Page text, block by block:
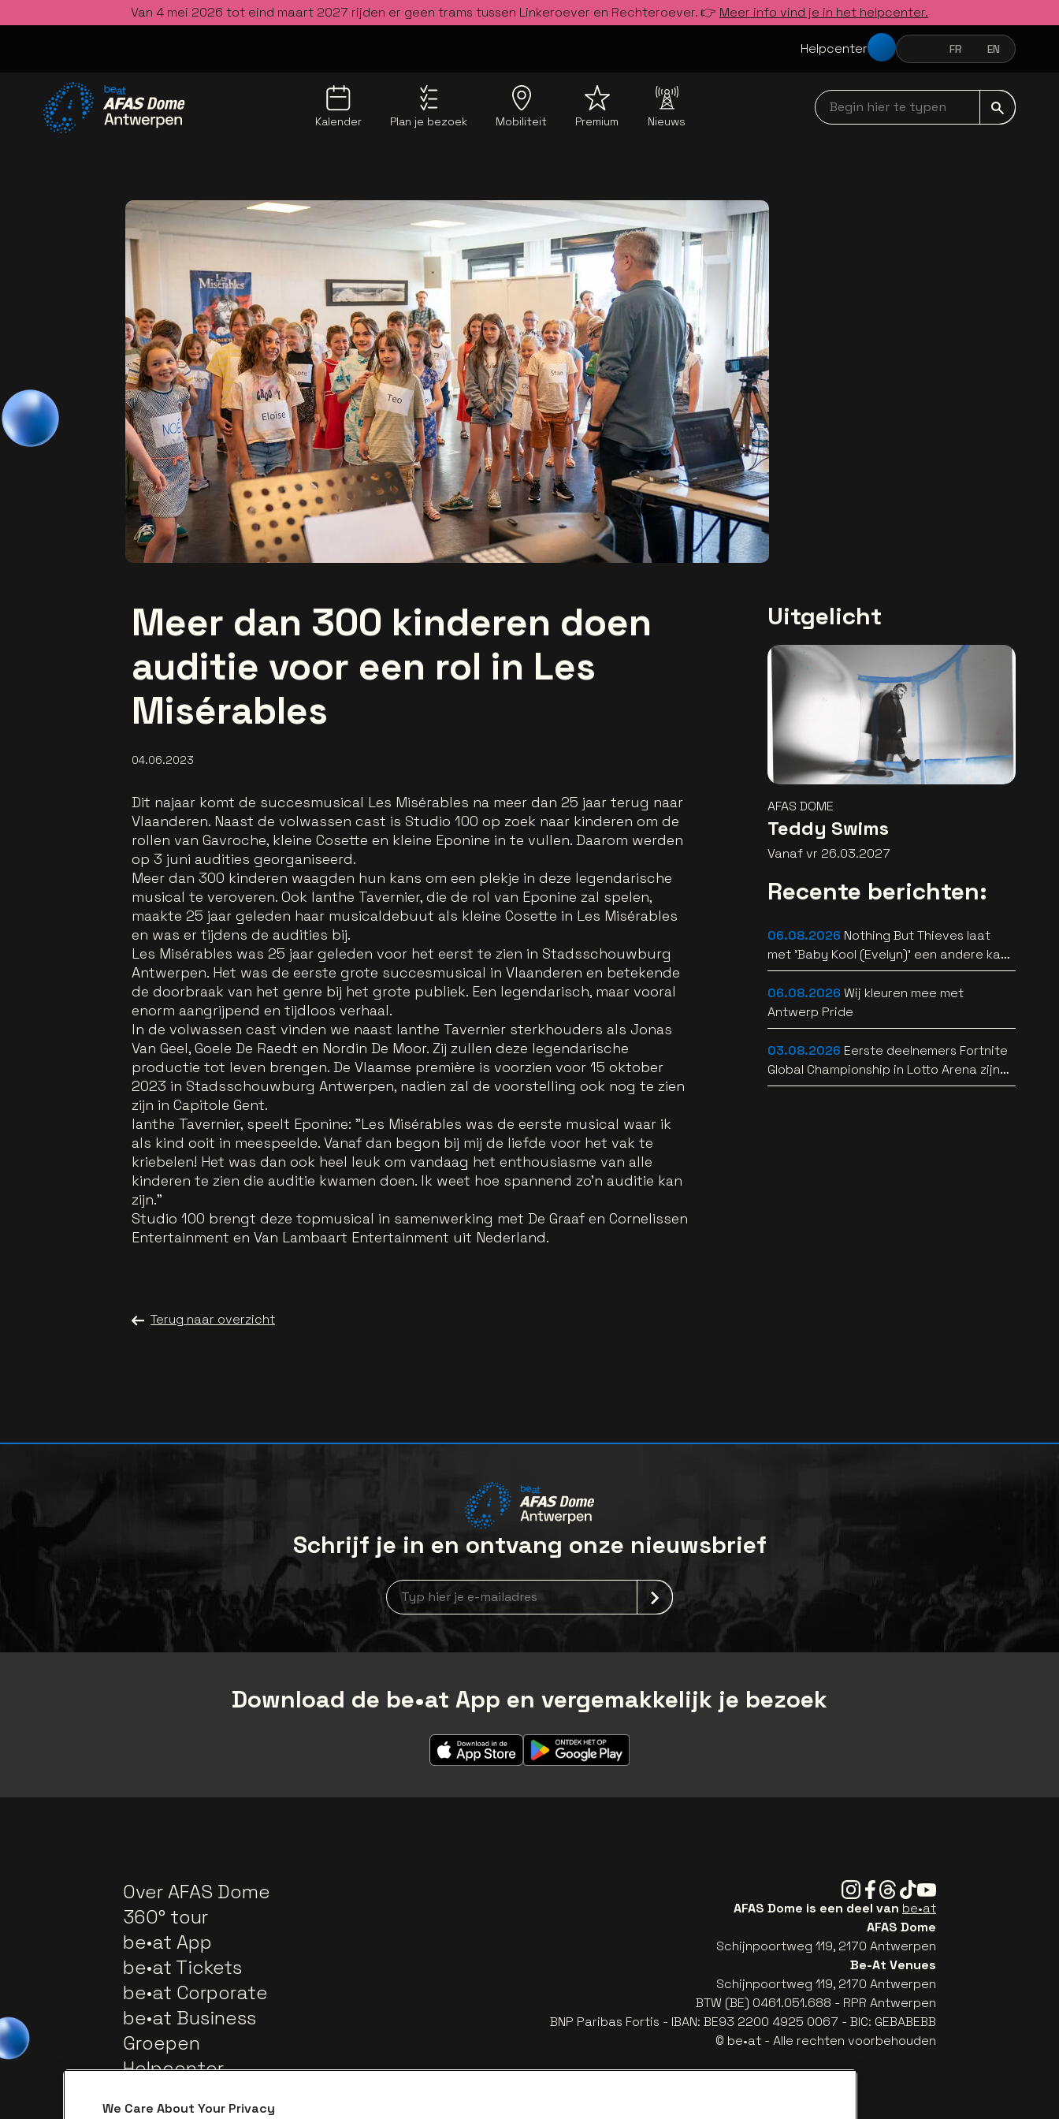
Van 4 mei 2026 tot eind maart 2027 rijden er geen trams tussen Linkeroever en Rechteroever. 👉 Meer info vind je in het helpcenter.
Helpcenter NEDERLANDSFRANÇAIS
FR ENGLISH
EN
Kalender Plan je bezoek Mobiliteit Premium Nieuws
Begin hier te typen navbar
Meer dan 300 kinderen doen
auditie voor een rol in Les
Misérables
04.06.2023
Dit najaar komt de succesmusical Les Misérables na meer dan 25 jaar terug naar
Vlaanderen. Naast de volwassen cast is Studio 100 op zoek naar kinderen om de
rollen van Gavroche, kleine Cosette en kleine Eponine in te vullen. Daarom werden
op 3 juni audities georganiseerd.
Meer dan 300 kinderen waagden hun kans om een plekje in deze legendarische
musical te veroveren. Ook Ianthe Tavernier, die de rol van Eponine zal spelen,
maakte 25 jaar geleden haar musicaldebuut als kleine Cosette in Les Misérables
en was er tijdens de audities bij.
Les Misérables was 25 jaar geleden voor het eerst te zien in Stadsschouwburg
Antwerpen. Het was de eerste grote succesmusical in Vlaanderen en betekende
de doorbraak van het genre bij het grote publiek. Een legendarisch, maar vooral
enorm aangrijpend en tijdloos verhaal.
In de volwassen cast vinden we naast Ianthe Tavernier sterkhouders als Jonas
Van Geel, Goele De Raedt en Nordin De Moor. Zij zullen deze legendarische
productie tot leven brengen. De Vlaamse première is voorzien voor 15 oktober
2023 in Stadsschouwburg Antwerpen, nadien zal de voorstelling ook nog te zien
zijn in Capitole Gent.
Ianthe Tavernier, speelt Eponine: "Les Misérables was de eerste musical waar ik
als kind ooit in meespeelde. Vanaf dan begon bij mij de liefde voor het vak te
kriebelen! Het was dan ook heel leuk om vandaag het enthousiasme van alle
kinderen te zien die auditie kwamen doen. Ik weet hoe spannend zo'n auditie kan
zijn."
Studio 100 brengt deze topmusical in samenwerking met De Graaf en Cornelissen
Entertainment en Van Lambaart Entertainment uit Nederland.
Terug naar overzicht
Uitgelicht
AFAS DOME
Teddy Swims
Vanaf vr 26.03.2027
Recente berichten:
06.08.2026 Nothing But Thieves laat
met 'Baby Kool (Evelyn)' een andere kant
van zich horen [video]
06.08.2026 Wij kleuren mee met
Antwerp Pride
03.08.2026 Eerste deelnemers Fortnite
Global Championship in Lotto Arena zijn
bekend
Schrijf je in en ontvang onze nieuwsbrief
Nieuwsbrief aanmelding
Download de be•at App en vergemakkelijk je bezoek
Over AFAS Dome
360° tour
be•at App
be•at Tickets
be•at Corporate
be•at Business
Groepen
Helpcenter
Instagram
Facebook
Threads
TiktokYoutube
AFAS Dome is een deel van be•at
AFAS Dome
Schijnpoortweg 119, 2170 Antwerpen
Be-At Venues
Schijnpoortweg 119, 2170 Antwerpen
BTW (BE) 0461.051.688 - RPR Antwerpen
BNP Paribas Fortis - IBAN: BE93 2200 4925 0067 - BIC: GEBABEBB
© be•at - Alle rechten voorbehouden
We Care About Your Privacy